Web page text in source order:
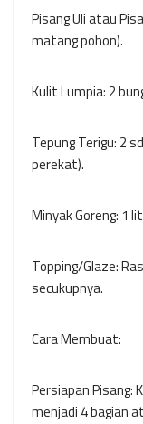
Pisang Uli atau
matang pohon).
Kulit Lumpia: 2
Tepung Terigu: 2
perekat).
Minyak Goreng: 1
Topping/Glaze:
secukupnya.
Cara Membuat:
Persiapan Pisang:
menjadi 4 bagian